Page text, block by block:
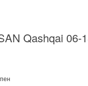
Qashqai 06-